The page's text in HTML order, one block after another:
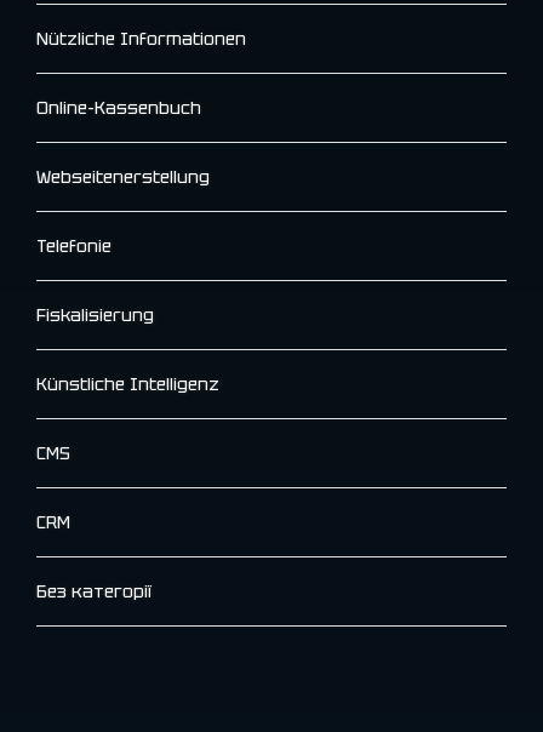
Nützliche Informationen
Online-Kassenbuch
Webseitenerstellung
Telefonie
Fiskalisierung
Künstliche Intelligenz
CMS
CRM
Без категорії